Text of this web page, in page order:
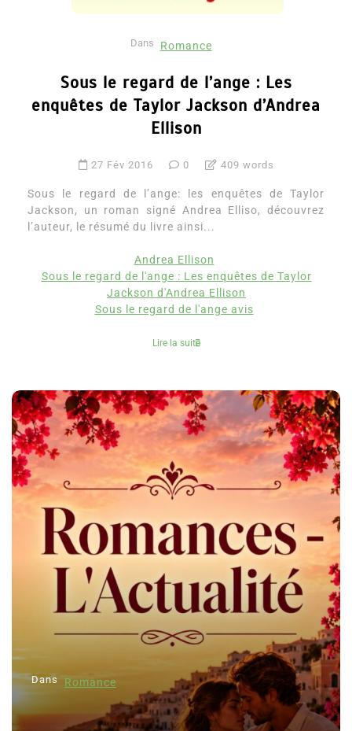
Dans Romance
Sous le regard de l’ange : Les
enquêtes de Taylor Jackson d’Andrea
Ellison
27 Fév 2016 0 409 words
Sous le regard de l’ange: les enquêtes de Taylor
Jackson, un roman signé Andrea Elliso, découvrez
l’auteur, le résumé du livre ainsi...
Andrea Ellison
Sous le regard de l'ange : Les enquêtes de Taylor
Jackson d'Andrea Ellison
Sous le regard de l'ange avis
Lire la suite
Dans Romance